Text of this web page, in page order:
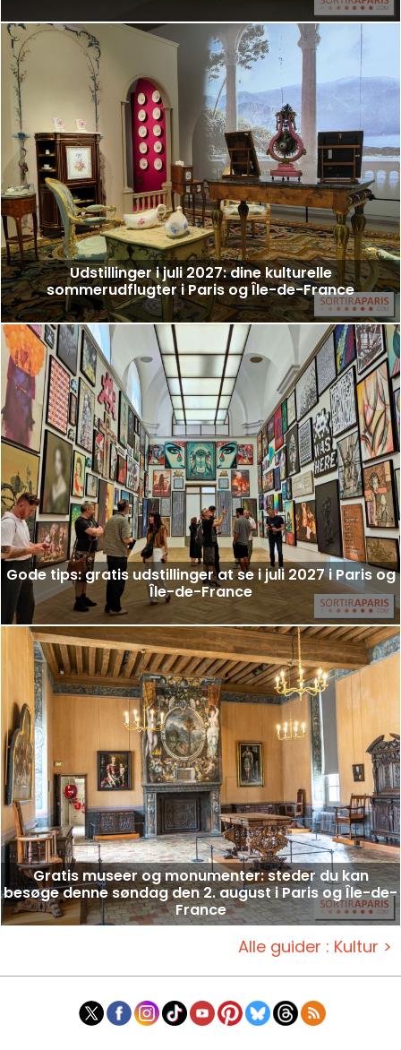
Udstillinger i juli 2027: dine kulturelle
sommerudflugter i Paris og Île-de-France
Gode tips: gratis udstillinger at se i juli 2027 i Paris og
Île-de-France
Gratis museer og monumenter: steder du kan
besøge denne søndag den 2. august i Paris og Île-de-
France
Alle guider : Kultur >